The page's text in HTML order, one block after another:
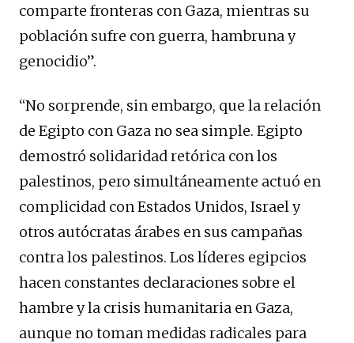
comparte fronteras con Gaza, mientras su
población sufre con guerra, hambruna y
genocidio”.
“No sorprende, sin embargo, que la relación
de Egipto con Gaza no sea simple. Egipto
demostró solidaridad retórica con los
palestinos, pero simultáneamente actuó en
complicidad con Estados Unidos, Israel y
otros autócratas árabes en sus campañas
contra los palestinos. Los líderes egipcios
hacen constantes declaraciones sobre el
hambre y la crisis humanitaria en Gaza,
aunque no toman medidas radicales para